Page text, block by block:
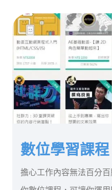
數位學習課程
擔心工作內容無法百分百